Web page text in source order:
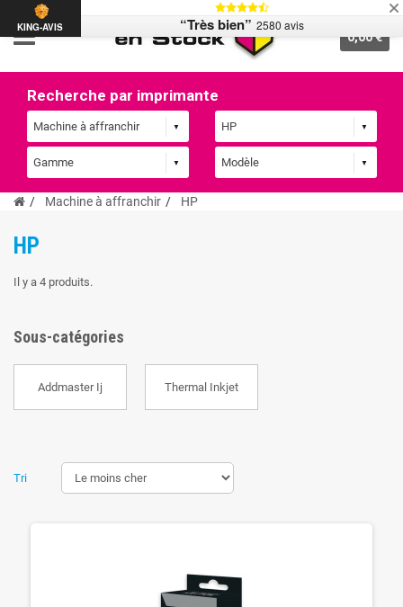
0,00 €
Recherche par imprimante
Machine à affranchir HP
HP
Il y a 4 produits.
Sous-catégories
Addmaster Ij Thermal Inkjet
Tri
KING-AVIS “Très bien” 2580 avis